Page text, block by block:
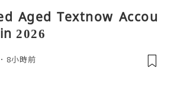
Aged Textnow Accou
2026
8小時前